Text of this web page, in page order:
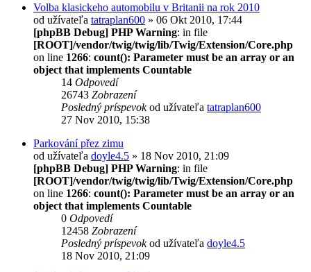
Volba klasickeho automobilu v Britanii na rok 2010
od užívateľa tatraplan600 » 06 Okt 2010, 17:44
[phpBB Debug] PHP Warning: in file
[ROOT]/vendor/twig/twig/lib/Twig/Extension/Core.php
on line 1266: count(): Parameter must be an array or an
object that implements Countable
14 Odpovedí
26743 Zobrazení
Posledný príspevokod užívateľa tatraplan600
27 Nov 2010, 15:38
Parkování přez zimu
od užívateľa doyle4.5 » 18 Nov 2010, 21:09
[phpBB Debug] PHP Warning: in file
[ROOT]/vendor/twig/twig/lib/Twig/Extension/Core.php
on line 1266: count(): Parameter must be an array or an
object that implements Countable
0 Odpovedí
12458 Zobrazení
Posledný príspevokod užívateľa doyle4.5
18 Nov 2010, 21:09